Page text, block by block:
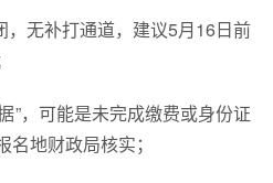
，无补打通道，建议5月16日前
”，可能是未完成缴费或身份证
地财政局核实；